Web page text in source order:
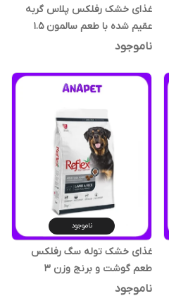
غذای خشک رفلکس پلاس گربه
عقیم شده با طعم سالمون 1.5
کیلوگرم
ناموجود
ناموجود
غذای خشک توله سگ رفلکس
طعم گوشت و برنج وزن 3
کیلوگرم
ناموجود